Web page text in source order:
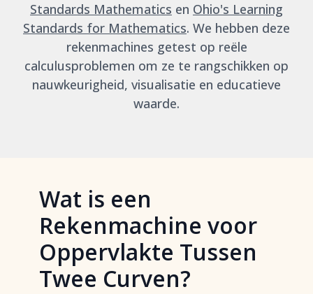
Standards Mathematics en Ohio's Learning
Standards for Mathematics. We hebben deze
rekenmachines getest op reële
calculusproblemen om ze te rangschikken op
nauwkeurigheid, visualisatie en educatieve
waarde.
Wat is een
Rekenmachine voor
Oppervlakte Tussen
Twee Curven?